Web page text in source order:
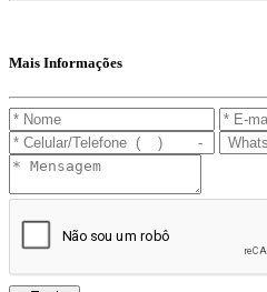
Mais Informações